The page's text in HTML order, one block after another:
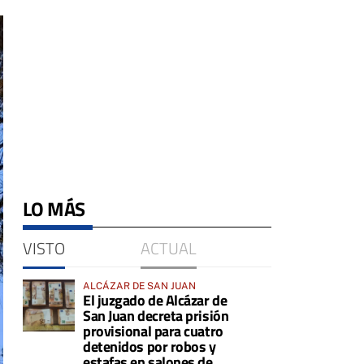
LO MÁS
VISTO ACTUAL
ALCÁZAR DE SAN JUAN
El juzgado de Alcázar de
San Juan decreta prisión
provisional para cuatro
detenidos por robos y